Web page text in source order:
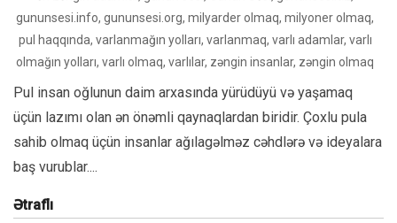
gununsesi.info, gununsesi.org, milyarder olmaq, milyoner olmaq,
pul haqqında, varlanmağın yolları, varlanmaq, varlı adamlar, varlı
olmağın yolları, varlı olmaq, varlılar, zəngin insanlar, zəngin olmaq
Pul insan oğlunun daim arxasında yürüdüyü və yaşamaq
üçün lazımı olan ən önəmli qaynaqlardan biridir. Çoxlu pula
sahib olmaq üçün insanlar ağılagəlməz cəhdlərə və ideyalara
baş vurublar....
Ətraflı